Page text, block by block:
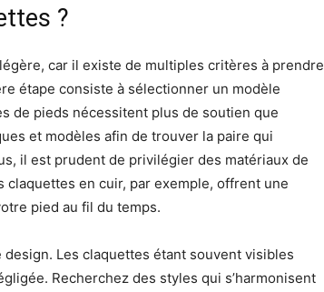
?
car il existe de multiples critères à prendre
étape consiste à sélectionner un modèle
de pieds nécessitent plus de soutien que
et modèles afin de trouver la paire qui
il est prudent de privilégier des matériaux de
en cuir, par exemple, offrent une
pied au fil du temps.
Les claquettes étant souvent visibles
Recherchez des styles qui s’harmonisent